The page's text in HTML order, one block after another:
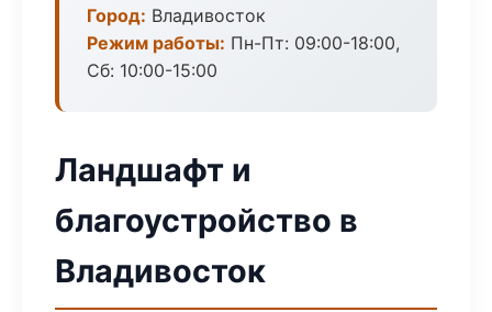
Город: Владивосток
Режим работы: Пн-Пт: 09:00-18:00,
Сб: 10:00-15:00
Ландшафт и
благоустройство в
Владивосток